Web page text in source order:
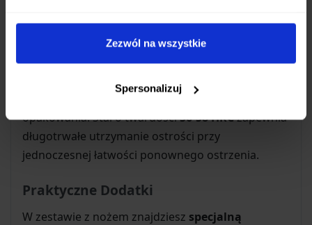
Zezwól na wszystkie
Spersonalizuj
Ostrość Prosto z Japonii
, gotowym do pracy od razu po wyjęciu z
opakowania. Stal o twardości56-58 HRCzapewnia
długotrwałe utrzymanie ostrości przy
jednoczesnej łatwości ponownego ostrzenia.
Praktyczne Dodatki
W zestawie z nożem znajdziesz specjalną